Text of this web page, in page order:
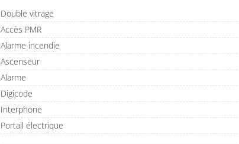
Double vitrage
Accès PMR
Alarme incendie
Ascenseur
Alarme
Digicode
Interphone
Portail électrique